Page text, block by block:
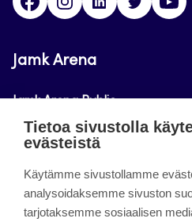
Jamk Arena
Jamk Arena Public
Jamk Arena Pro
Tietoa sivustosta
Tietoa sivustolla
evästeistä
Käytämme sivustollamme
analysoidaksemme sivuston
tarjotaksemme sosiaalisen